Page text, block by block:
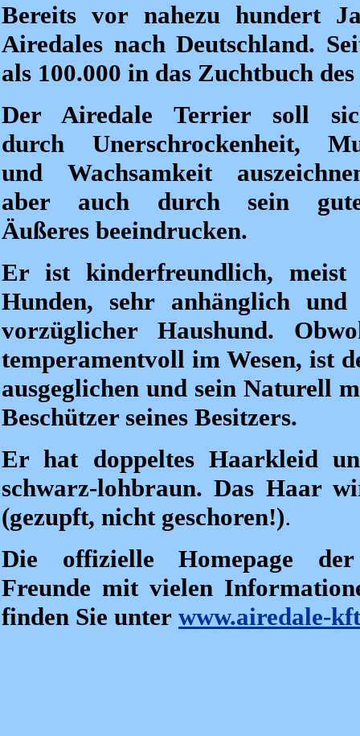
Bereits vor nahezu hundert
Airedales nach Deutschland.
als 100.000 in das Zuchtbuch
Der Airedale Terrier soll
durch Unerschrockenheit,
und Wachsamkeit
aber auch durch sein
Äußeres beeindrucken.
Er ist kinderfreundlich,
Hunden, sehr anhänglich
vorzüglicher Haushund.
temperamentvoll im Wesen, ist
ausgeglichen und sein Naturell
Beschützer seines Besitzers.
Er hat doppeltes Haarkleid
schwarz-lohbraun. Das Haar
(gezupft, nicht geschoren!).
Die offizielle Homepage
Freunde mit vielen
finden Sie unter www.airedale-